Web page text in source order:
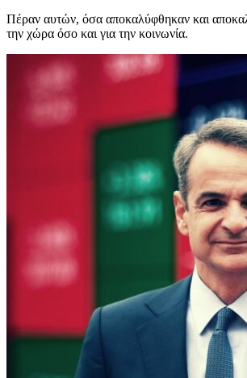
Πέραν αυτών, όσα αποκαλύφθηκαν και
την χώρα όσο και για την κοινωνία.